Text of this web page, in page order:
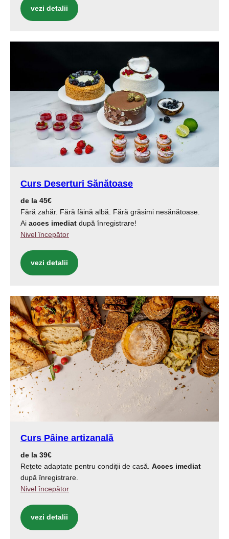
vezi detalii
Curs Deserturi Sănătoase
de la 45€
Fără zahăr. Fără făină albă. Fără grăsimi nesănătoase.
Ai acces imediat după înregistrare!
Nivel începător
vezi detalii
Curs Pâine artizanală
de la 39€
Rețete adaptate pentru condiții de casă. Acces imediat
după înregistrare.
Nivel începător
vezi detalii